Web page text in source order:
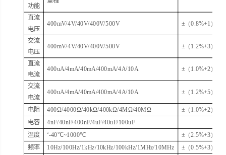
功能
直流
电压
400mV/4V/40V/400V/500V ±（0.8%+1）
交流
电压
400mV/4V/40V/400V/500V ±（1.2%+3）
直流
电流
400uA/4mA/40mA/400mA/4A/10A ±（1.0%+2）
交流
电流
400uA/4mA/40mA/400mA/4A/10A ±（1.2%+5）
电阻 400Ω/4000Ω/40kΩ/400kΩ/4MΩ/40MΩ ±（1.0%+2）
电容
4nF/40nF/400nF/4uF/40uF/100uF
温度
‘-40℃~1000℃ ±（2.5%+3）
频率
10Hz/100Hz/1kHz/10kHz/100kHz/1MHz/10MHz ±（0.5%+3）